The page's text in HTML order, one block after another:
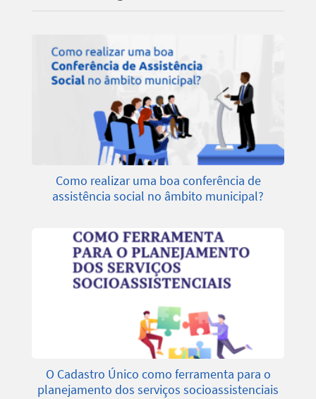
Como realizar uma boa conferência de
assistência social no âmbito municipal?
O Cadastro Único como ferramenta para o
planejamento dos serviços socioassistenciais